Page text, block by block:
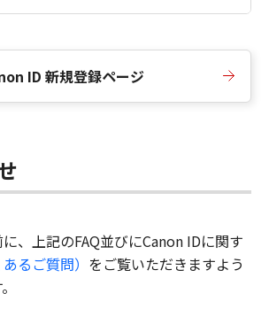
ID 新規登録ページ
、上記のFAQ並びにCanon IDに関す
るご質問） をご覧いただきますよう